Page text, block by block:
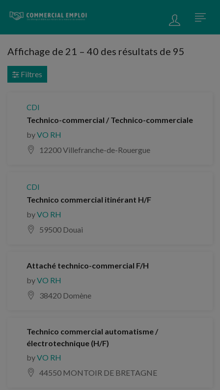
Affichage de 21 – 40 des résultats de 95
Filtres
CDI
Technico-commercial / Technico-commerciale
byVO RH
12200 Villefranche-de-Rouergue
CDI
Technico commercial itinérant H/F
byVO RH
59500 Douai
Attaché technico-commercial F/H
byVO RH
38420 Domène
Technico commercial automatisme /
électrotechnique (H/F)
byVO RH
44550 MONTOIR DE BRETAGNE